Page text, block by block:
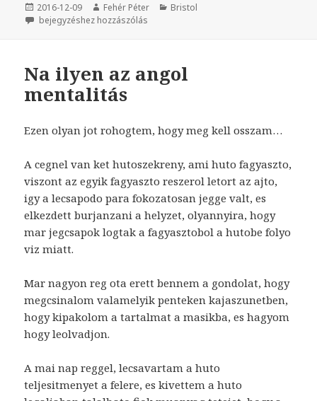
Közzétéve
2016-12-09 Szerző
Fehér Péter Kategória
Bristol
Szulinapom! :)
bejegyzéshez hozzászólás
Na ilyen az angol
mentalitás
Ezen olyan jot rohogtem, hogy meg kell osszam…
A cegnel van ket hutoszekreny, ami huto fagyaszto,
viszont az egyik fagyaszto reszerol letort az ajto,
igy a lecsapodo para fokozatosan jegge valt, es
elkezdett burjanzani a helyzet, olyannyira, hogy
mar jegcsapok logtak a fagyasztobol a hutobe folyo
viz miatt.
Mar nagyon reg ota erett bennem a gondolat, hogy
megcsinalom valamelyik penteken kajaszunetben,
hogy kipakolom a tartalmat a masikba, es hagyom
hogy leolvadjon.
A mai nap reggel, lecsavartam a huto
teljesitmenyet a felere, es kivettem a huto